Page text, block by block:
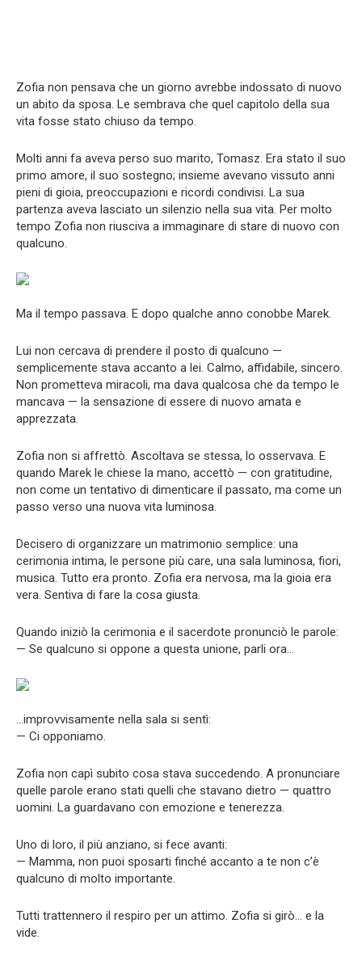
Zofia non pensava che un giorno avrebbe indossato di nuovo
un abito da sposa. Le sembrava che quel capitolo della sua
vita fosse stato chiuso da tempo.
Molti anni fa aveva perso suo marito, Tomasz. Era stato il suo
primo amore, il suo sostegno; insieme avevano vissuto anni
pieni di gioia, preoccupazioni e ricordi condivisi. La sua
partenza aveva lasciato un silenzio nella sua vita. Per molto
tempo Zofia non riusciva a immaginare di stare di nuovo con
qualcuno.
Ma il tempo passava. E dopo qualche anno conobbe Marek.
Lui non cercava di prendere il posto di qualcuno —
semplicemente stava accanto a lei. Calmo, affidabile, sincero.
Non prometteva miracoli, ma dava qualcosa che da tempo le
mancava — la sensazione di essere di nuovo amata e
apprezzata.
Zofia non si affrettò. Ascoltava se stessa, lo osservava. E
quando Marek le chiese la mano, accettò — con gratitudine,
non come un tentativo di dimenticare il passato, ma come un
passo verso una nuova vita luminosa.
Decisero di organizzare un matrimonio semplice: una
cerimonia intima, le persone più care, una sala luminosa, fiori,
musica. Tutto era pronto. Zofia era nervosa, ma la gioia era
vera. Sentiva di fare la cosa giusta.
Quando iniziò la cerimonia e il sacerdote pronunciò le parole:
— Se qualcuno si oppone a questa unione, parli ora…
…improvvisamente nella sala si sentì:
— Ci opponiamo.
Zofia non capì subito cosa stava succedendo. A pronunciare
quelle parole erano stati quelli che stavano dietro — quattro
uomini. La guardavano con emozione e tenerezza.
Uno di loro, il più anziano, si fece avanti:
— Mamma, non puoi sposarti finché accanto a te non c’è
qualcuno di molto importante.
Tutti trattennero il respiro per un attimo. Zofia si girò… e la
vide.